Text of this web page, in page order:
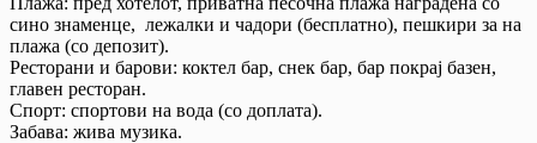
сино знаменце, лежалки и чадори (бесплатно), пешкири за на
плажа (со депозит).
Ресторани и барови: коктел бар, снек бар, бар покрај базен,
главен ресторан.
Спорт: спортови на вода (со доплата).
Забава: жива музика.